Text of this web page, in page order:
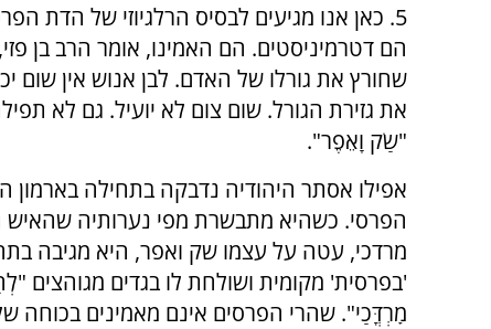
5. כאן אנו מגיעים לבסיס הרלגיוזי של הדת
הם דטרמיניסטים. הם האמינו, אומר הרב בן
שחורץ את גורלו של האדם. לבן אנוש אין שום
את גזירת הגורל. שום צום לא יועיל. גם לא
"שַׂק וָאֵפֶר".
אפילו אסתר היהודיה נדבקה בתחילה בארמון
הפרסי. כשהיא מתבשרת מפי נערותיה שהאיש
מרדכי, עטה על עצמו שק ואפר, היא מגיבה
'בפרסית' מקומית ושולחת לו בגדים מגוהצים
מׇרְדֳּכַי". שהרי הפרסים אינם מאמינים בכוחה